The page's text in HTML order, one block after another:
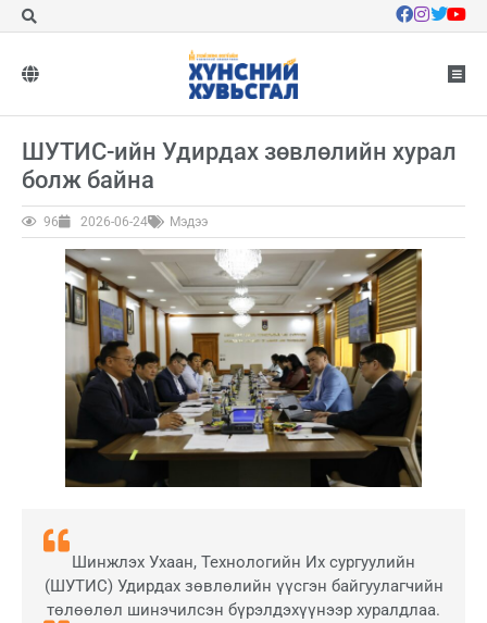
ШУТИС-ийн Удирдах зөвлөлийн хурал
болж байна
96 2026-06-24 Мэдээ
Шинжлэх Ухаан, Технологийн Их сургуулийн
(ШУТИС) Удирдах зөвлөлийн үүсгэн байгуулагчийн
төлөөлөл шинэчилсэн бүрэлдэхүүнээр хуралдлаа.